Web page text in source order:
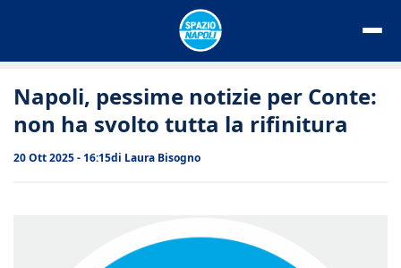
Napoli, pessime notizie per Conte:
non ha svolto tutta la rifinitura
20 Ott 2025 - 16:15di Laura Bisogno